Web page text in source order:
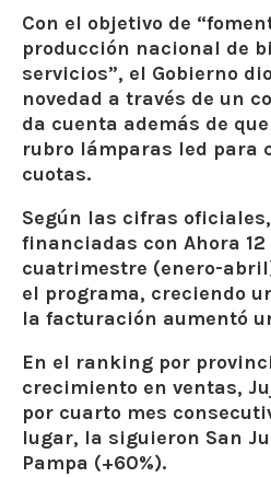
Con el objetivo de
producción nacional de
servicios”, el Gobierno
novedad a través de un
da cuenta además de
rubro lámparas led para
cuotas.
Según las cifras
financiadas con Ahora
cuatrimestre (enero-
el programa, creciendo
la facturación aumentó
En el ranking por
crecimiento en ventas,
por cuarto mes
lugar, la siguieron San
Pampa (+60%).